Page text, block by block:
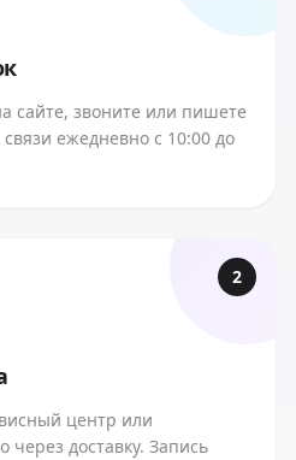
сайте, звоните или пишете
ежедневно с 10:00 до
2
центр или
через доставку. Запись